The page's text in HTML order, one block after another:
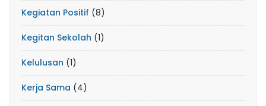
Kegiatan Positif (8)
Kegitan Sekolah (1)
Kelulusan (1)
Kerja Sama (4)